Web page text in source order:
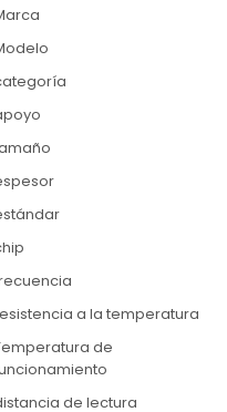
a la temperatura
de
de lectura